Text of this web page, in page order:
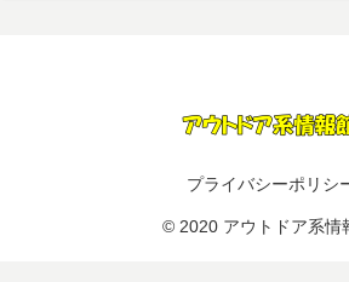
プライバシーポリシ
© 2020 アウトドア系情